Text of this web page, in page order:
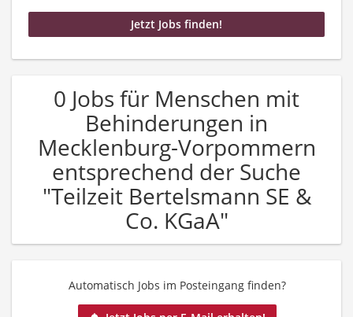
0 Jobs für Menschen mit
Behinderungen in
Mecklenburg-Vorpommern
entsprechend der Suche
"Teilzeit Bertelsmann SE &
Co. KGaA"
Automatisch Jobs im Posteingang finden?